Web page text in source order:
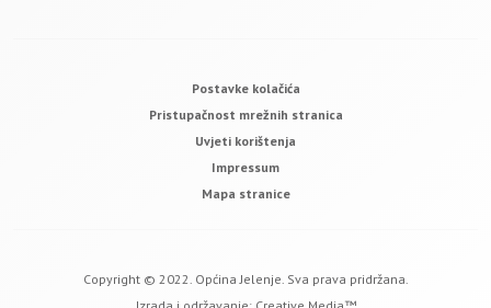
Postavke kolačića
Pristupačnost mrežnih stranica
Uvjeti korištenja
Impressum
Mapa stranice
Copyright © 2022. Općina Jelenje. Sva prava pridržana.